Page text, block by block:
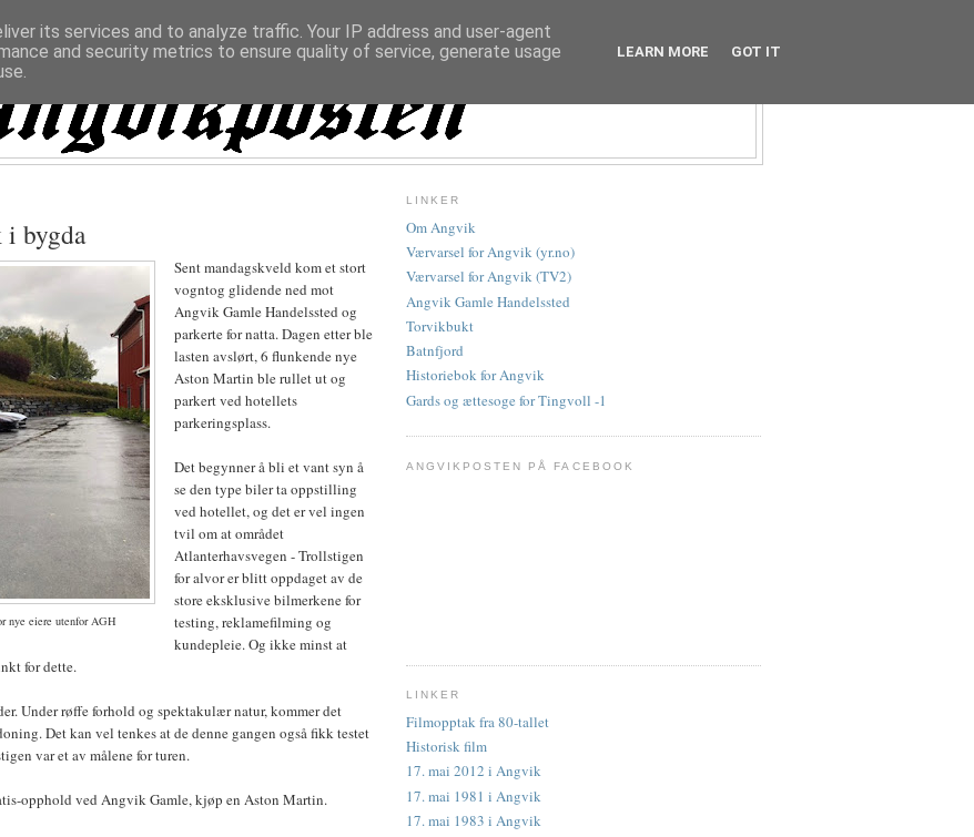
bygda
nye eiere utenfor AGH
Sent mandagskveld kom et stort
vogntog glidende ned mot
Angvik Gamle Handelssted og
parkerte for natta. Dagen etter ble
lasten avslørt, 6 flunkende nye
Aston Martin ble rullet ut og
parkert ved hotellets
parkeringsplass.
Det begynner å bli et vant syn å
se den type biler ta oppstilling
ved hotellet, og det er vel ingen
tvil om at området
Atlanterhavsvegen - Trollstigen
for alvor er blitt oppdaget av de
store eksklusive bilmerkene for
testing, reklamefilming og
kundepleie. Og ikke minst at
for dette.
Under røffe forhold og spektakulær natur, kommer det
Det kan vel tenkes at de denne gangen også fikk testet
var et av målene for turen.
opphold ved Angvik Gamle, kjøp en Aston Martin.
LINKER
Om Angvik
Værvarsel for Angvik (yr.no)
Værvarsel for Angvik (TV2)
Angvik Gamle Handelssted
Torvikbukt
Batnfjord
Historiebok for Angvik
Gards og ættesoge for Tingvoll -1
ANGVIKPOSTEN PÅ FACEBOOK
LINKER
Filmopptak fra 80-tallet
Historisk film
17. mai 2012 i Angvik
17. mai 1981 i Angvik
17. mai 1983 i Angvik
its services and to analyze traffic. Your IP address and user-agent
and security metrics to ensure quality of service, generate usage
LEARN MORE GOT IT